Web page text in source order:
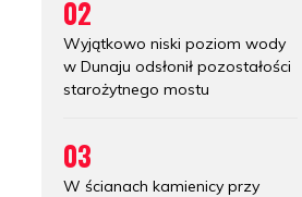
02
Wyjątkowo niski poziom wody
w Dunaju odsłonił pozostałości
starożytnego mostu
03
W ścianach kamienicy przy